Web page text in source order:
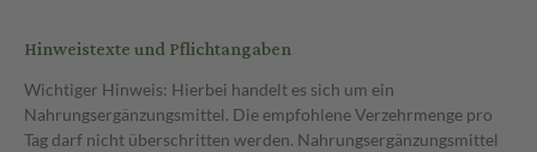
Hinweistexte und Pflichtangaben
Wichtiger Hinweis: Hierbei handelt es sich um ein
Nahrungsergänzungsmittel. Die empfohlene Verzehrmenge pro
Tag darf nicht überschritten werden. Nahrungsergänzungsmittel